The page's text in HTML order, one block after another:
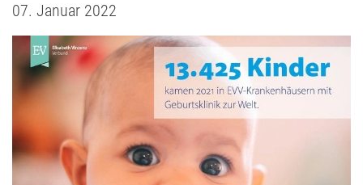
07. Januar 2022